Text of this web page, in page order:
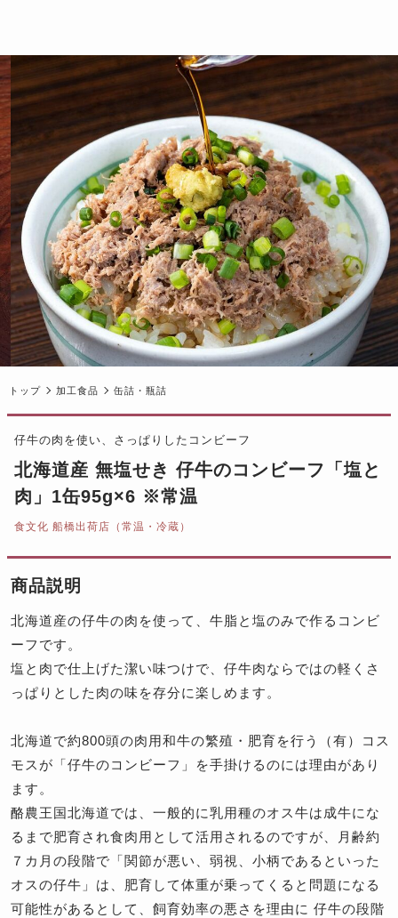
トップ 加工食品 缶詰・瓶詰
仔牛の肉を使い、さっぱりしたコンビーフ
北海道産 無塩せき 仔牛のコンビーフ「塩と
肉」1缶95g×6 ※常温
食文化 船橋出荷店（常温・冷蔵）
商品説明
北海道産の仔牛の肉を使って、牛脂と塩のみで作るコンビ
ーフです。
塩と肉で仕上げた潔い味つけで、仔牛肉ならではの軽くさ
っぱりとした肉の味を存分に楽しめます。
北海道で約800頭の肉用和牛の繁殖・肥育を行う（有）コス
モスが「仔牛のコンビーフ」を手掛けるのには理由があり
ます。
酪農王国北海道では、一般的に乳用種のオス牛は成牛にな
るまで肥育され食肉用として活用されるのですが、月齢約
７カ月の段階で「関節が悪い、弱視、小柄であるといった
オスの仔牛」は、肥育して体重が乗ってくると問題になる
可能性があるとして、飼育効率の悪さを理由に 仔牛の段階